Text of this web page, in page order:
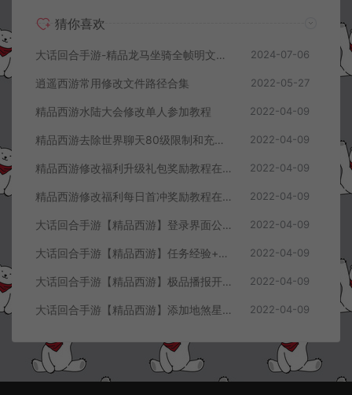
猜你喜欢
大话回合手游-精品龙马坐骑全帧明文素材 2024-07-06
逍遥西游常用修改文件路径合集 2022-05-27
精品西游水陆大会修改单人参加教程 2022-04-09
精品西游去除世界聊天80级限制和充值60元限制教程 2022-04-09
精品西游修改福利升级礼包奖励教程在客户端同步显示 2022-04-09
精品西游修改福利每日首冲奖励教程在客户端显示 2022-04-09
大话回合手游【精品西游】登录界面公告+进游戏攻略修改教程 2022-04-09
大话回合手游【精品西游】任务经验+掉落物品修改教程 2022-04-09
大话回合手游【精品西游】极品播报开启教程 2022-04-09
大话回合手游【精品西游】添加地煞星及世界BOSS刷新数量教程 2022-04-09